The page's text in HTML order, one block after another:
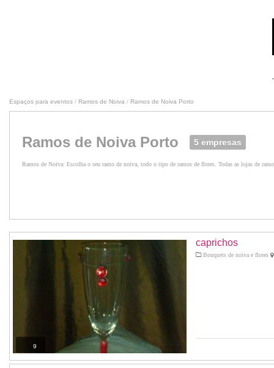
Espaços para eventos / Ramos de Noiva / Ramos de Noiva Porto
Ramos de Noiva Porto 5 empresas
Ramos de Noiva: Escolha o seu ramo de noiva, todo o tipo de ramos de flores. Todas as lojas de
caprichos
Bouquets de noiva e flores
9